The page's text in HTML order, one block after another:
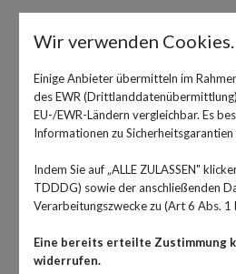
Wir verwenden Cookies.
Einige Anbieter übermitteln im
des EWR
EU-/EWR-Ländern vergleichbar. Es
Informationen zu
Indem Sie auf „ALLE ZULASSEN"
TDDDG) sowie der anschließenden
Verarbeitungszwecke zu (Art 6 Abs. 1
Eine bereits erteilte Zustimmung
widerrufen.